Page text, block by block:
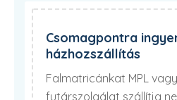
Csomagpontra
házhozszállítás
Falmatricánkat MPL vagy
futárszolgálat szállítja